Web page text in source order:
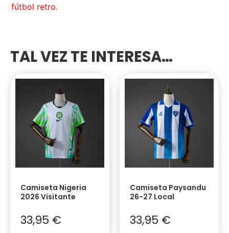
fútbol retro.
TAL VEZ TE INTERESA…
Camiseta Nigeria
2026 Visitante
33,95 €
Camiseta Paysandu
26-27 Local
33,95 €